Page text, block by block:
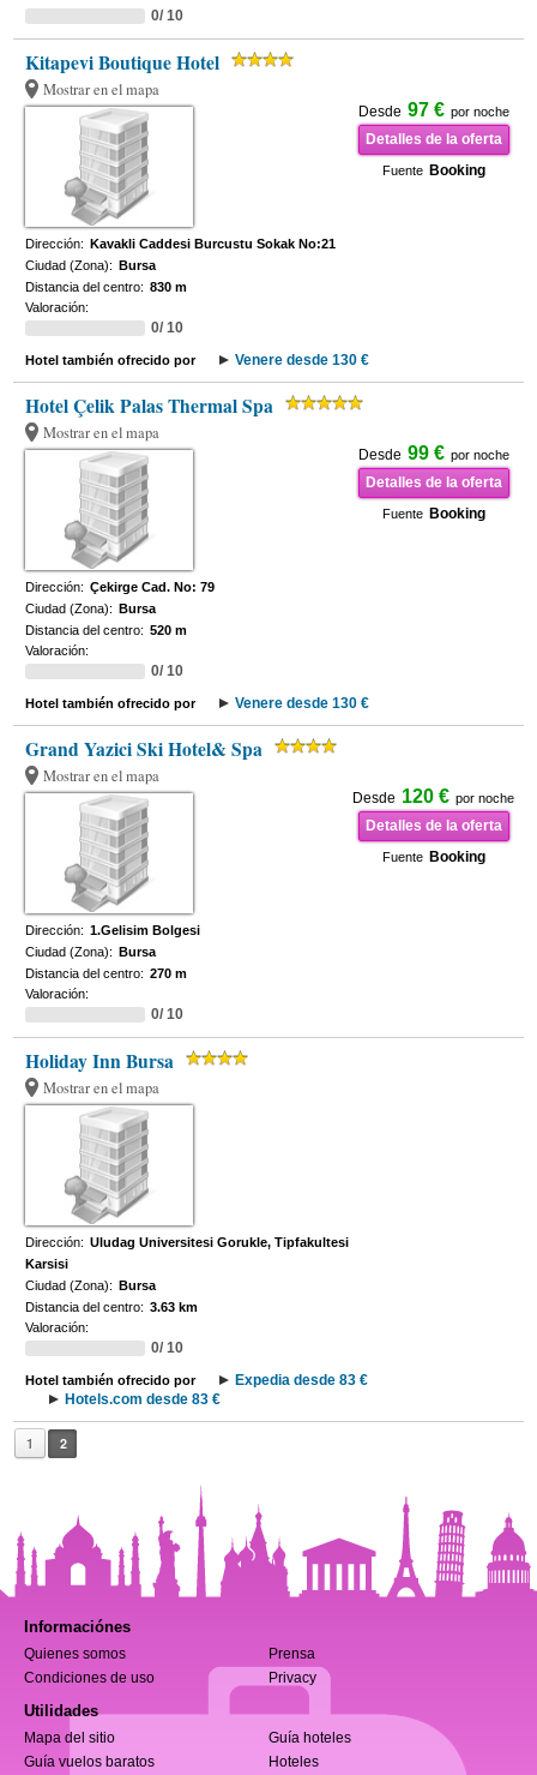
0/ 10
Kitapevi Boutique Hotel
Mostrar en el mapa
Desde 97 € por noche
Detalles de la oferta
Fuente Booking
Dirección: Kavakli Caddesi Burcustu Sokak No:21
Ciudad (Zona): Bursa
Distancia del centro: 830 m
Valoración:
0/ 10
Hotel también ofrecido por Venere desde 130 €
Hotel Çelik Palas Thermal Spa
Mostrar en el mapa
Desde 99 € por noche
Detalles de la oferta
Fuente Booking
Dirección: Çekirge Cad. No: 79
Ciudad (Zona): Bursa
Distancia del centro: 520 m
Valoración:
0/ 10
Hotel también ofrecido por Venere desde 130 €
Grand Yazici Ski Hotel& Spa
Mostrar en el mapa
Desde 120 € por noche
Detalles de la oferta
Fuente Booking
Dirección: 1.Gelisim Bolgesi
Ciudad (Zona): Bursa
Distancia del centro: 270 m
Valoración:
0/ 10
Holiday Inn Bursa
Mostrar en el mapa
Dirección: Uludag Universitesi Gorukle, Tipfakultesi
Karsisi
Ciudad (Zona): Bursa
Distancia del centro: 3.63 km
Valoración:
0/ 10
Hotel también ofrecido por
Expedia desde 83 €
Hotels.com desde 83 €
1 2
Informaciónes
Quienes somos
Prensa
Condiciones de uso
Privacy
Utilidades
Mapa del sitio
Guía hoteles
Guía vuelos baratos
Hoteles